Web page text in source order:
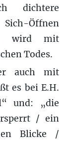
dichtere
Öffnen
wird mit
Todes.
auch mit
es bei E.H.
und: „die
/ ein
Blicke /